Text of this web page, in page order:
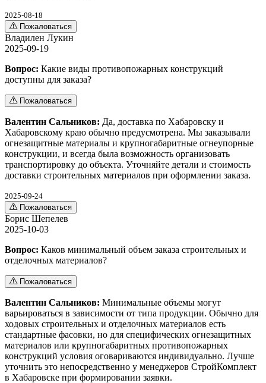
2025-08-18
Пожаловаться
Владилен Лукин
2025-09-19
Вопрос: Какие виды противопожарных конструкций
доступны для заказа?
Пожаловаться
Валентин Сальников: Да, доставка по Хабаровску и
Хабаровскому краю обычно предусмотрена. Мы заказывали
огнезащитные материалы и крупногабаритные огнеупорные
конструкции, и всегда была возможность организовать
транспортировку до объекта. Уточняйте детали и стоимость
доставки строительных материалов при оформлении заказа.
2025-09-24
Пожаловаться
Борис Шепелев
2025-10-03
Вопрос: Каков минимальный объем заказа строительных и
отделочных материалов?
Пожаловаться
Валентин Сальников: Минимальные объемы могут
варьироваться в зависимости от типа продукции. Обычно для
ходовых строительных и отделочных материалов есть
стандартные фасовки, но для специфических огнезащитных
материалов или крупногабаритных противопожарных
конструкций условия оговариваются индивидуально. Лучше
уточнить это непосредственно у менеджеров СтройКомплект
в Хабаровске при формировании заявки.